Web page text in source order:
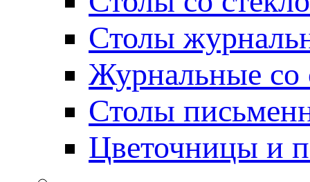
Столы
Журнальные со
Столы
Цветочницы и